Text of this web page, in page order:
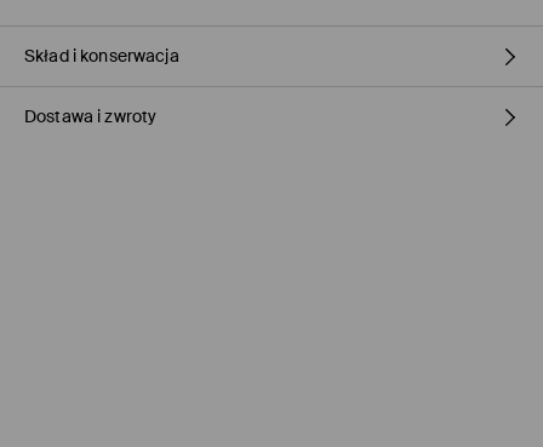
Skład i konserwacja
MATERIAŁ PIERWSZY
Dostawa i zwroty